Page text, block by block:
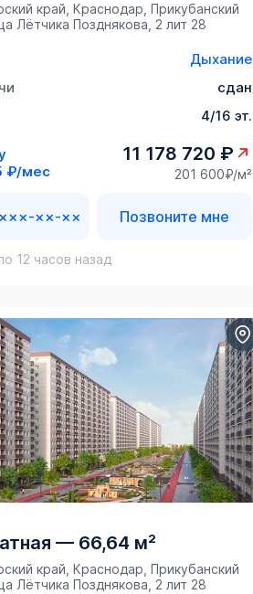
край, Краснодар, Прикубанский
Лётчика Позднякова, 2 лит 28
Дыхание
сдан
4/16 эт.
₽/мес
11 178 720 ₽
201 600₽/м²
××-×× Позвоните мне
12 часов назад
— 66,64 м²
край, Краснодар, Прикубанский
Лётчика Позднякова, 2 лит 28